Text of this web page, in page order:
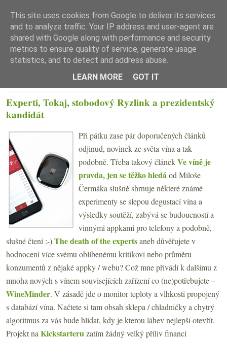
☰ Menu
Experti, Tokaj, stobodový Ryzlink a prezidentský
kandidát
Při pátku zase pár doporučených článků
odjinud, novinek ze světa vína a tak
podobně. Třeba takový článekVe víně je
pravda, jen se těžko hledáod Miloše
Čermáka slušně shrnuje některé známé
experimenty se slepou degustací vína a
výsledky soutěží, zabývá se budoucností a
vinnými appkami pro telefony a podobně,
slušné čtení :-)The death of the expertsaneb důvěřujete v
hodnocení více svému oblíbenému kritikovi nebo průměru
konzumentů z nějaké appky / webu? Což mne přivádí k dalšímu z
mnoha nových s vínem souvisejících zařízení co (ne)potřebujete –
WineMinder. V zásadě jde o monitor teploty a vlhkosti propojený
s databází vína. Načtete si tam obsah sklepa / chladničky a chytrý
algoritmus za vás bude hlídat, kdy je kterou láhev nejlepší otevřít.
Projekt na Kickstarteruzatím žádný velký příliv financí
This site uses cookies from Google to deliver its services
and to analyze traffic. Your IP address and user-agent are
shared with Google along with performance and security
metrics to ensure quality of service, generate usage
statistics, and to detect and address abuse.
LEARN MORE
GOT IT